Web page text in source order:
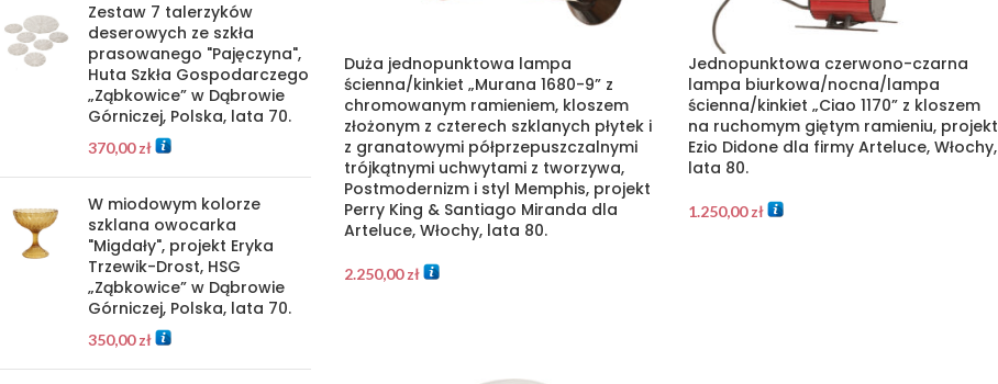
Zestaw 7 talerzyków
deserowych ze szkła
prasowanego "Pajęczyna",
Huta Szkła Gospodarczego
„Ząbkowice” w Dąbrowie
Górniczej, Polska, lata 70.
370,00zł
W miodowym kolorze
szklana owocarka
"Migdały", projekt Eryka
Trzewik-Drost, HSG
„Ząbkowice” w Dąbrowie
Górniczej, Polska, lata 70.
350,00zł
Duża jednopunktowa lampa
ścienna/kinkiet „Murana 1680-9” z
chromowanym ramieniem, kloszem
złożonym z czterech szklanych płytek i
z granatowymi półprzepuszczalnymi
trójkątnymi uchwytami z tworzywa,
Postmodernizm i styl Memphis, projekt
Perry King & Santiago Miranda dla
Arteluce, Włochy, lata 80.
2.250,00zł
Jednopunktowa czerwono-czarna
lampa biurkowa/nocna/lampa
ścienna/kinkiet „Ciao 1170” z kloszem
na ruchomym giętym ramieniu, projekt
Ezio Didone dla firmy Arteluce, Włochy,
lata 80.
1.250,00zł